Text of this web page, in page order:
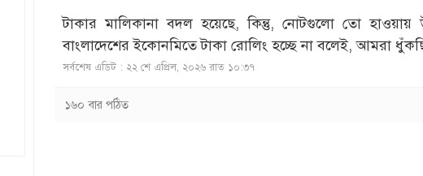
টাকার মালিকানা বদল হয়েছে, কিন্তু, নোটগুলো তো
বাংলাদেশের ইকোনমিতে টাকা রোলিং হচ্ছে না বলেই, আমরা
সর্বশেষ এডিট : ২২ শে এপ্রিল, ২০২৬ রাত ১০:৩৭
১৬০ বার পঠিত